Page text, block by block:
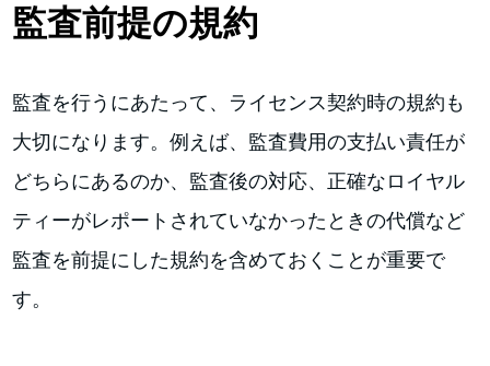
監査前提の規約
監査を行うにあたって、ライセンス契約時の規約も
大切になります。例えば、監査費用の支払い責任が
どちらにあるのか、監査後の対応、正確なロイヤル
ティーがレポートされていなかったときの代償など
監査を前提にした規約を含めておくことが重要で
す。